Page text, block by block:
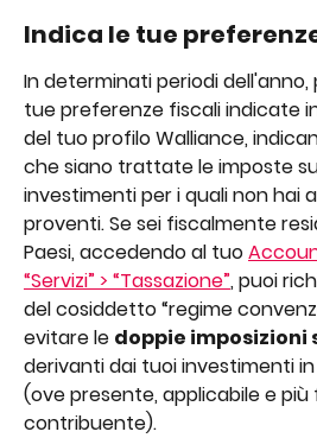
Indica le tue
In determinati periodi dell'anno,
tue preferenze fiscali indicate
del tuo profilo Walliance,
che siano trattate le imposte
investimenti per i quali non hai
proventi. Se sei fiscalmente
Paesi, accedendo al tuo
“Servizi” > “Tassazione”, puoi
del cosiddetto “regime
evitare le doppie imposizioni
derivanti dai tuoi investimenti in
(ove presente, applicabile e
contribuente).